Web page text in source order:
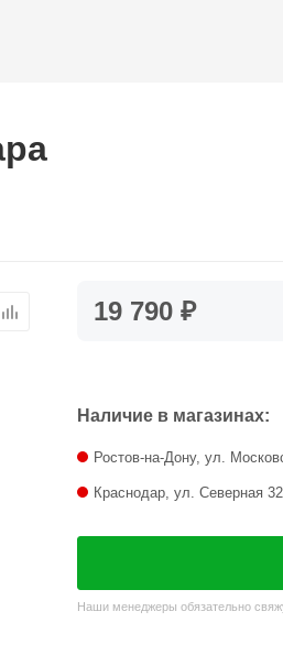
19 790 ₽
Наличие в магазинах:
Краснодар, ул. Северная
Ростов-на-Дону, ул.
Наши менеджеры обязательно